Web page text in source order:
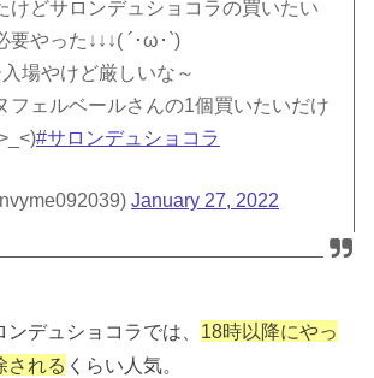
けどサロンデュショコラの買いたい
要やった↓↓↓( ´･ω･`)
場やけど厳しいな～
フェルベールさんの1個買いたいだけ
#サロンデュショコラ
January 27, 2022
デュショコラでは、 18時以降にやっ
される くらい人気。